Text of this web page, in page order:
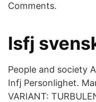
Comments.
Isfj
People and society
Infj Personlighet.
VARIANT: